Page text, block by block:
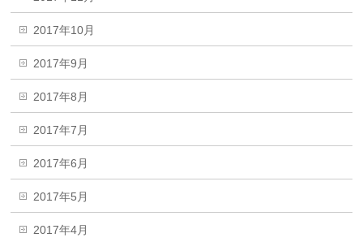
2017年10月
2017年9月
2017年8月
2017年7月
2017年6月
2017年5月
2017年4月